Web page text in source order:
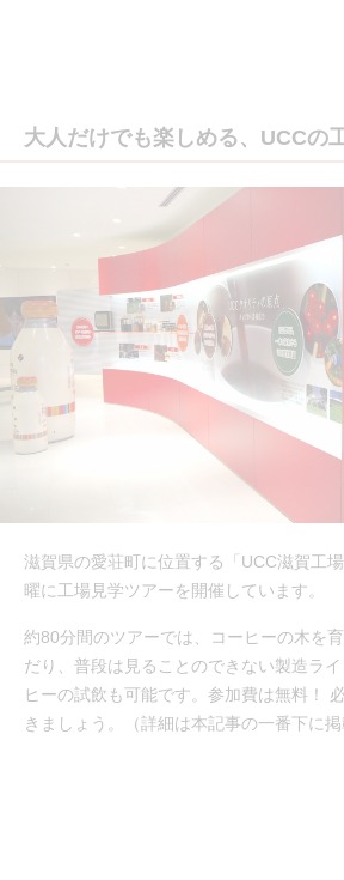
大人だけでも楽しめる、UCCの
滋賀県の愛荘町に位置する「UCC滋賀工
曜に工場見学ツアーを開催しています。
約80分間のツアーでは、コーヒーの木を
だり、普段は見ることのできない製造ラ
ヒーの試飲も可能です。参加費は無料！
きましょう。（詳細は本記事の一番下に掲